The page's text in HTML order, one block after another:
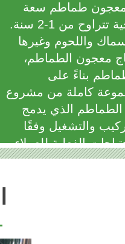
معجون طماطم سعة
220 لترًا، والذي يتمتع بفترة صلاحية تتراوح من 1-2 سنة.
واللحوم وغيرها
معجون الطماطم،
بناءً على
كاملة من مشروع
الطماطم الذي يدمج
والتشغيل وفقًا
الفعلية للعملاء.